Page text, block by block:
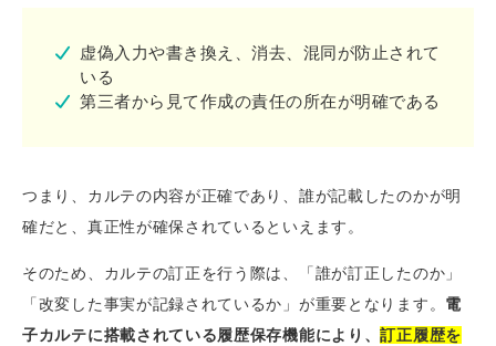
虚偽入力や書き換え、消去、混同が防止されて
いる
第三者から見て作成の責任の所在が明確である
つまり、カルテの内容が正確であり、誰が記載したのかが明
確だと、真正性が確保されているといえます。
そのため、カルテの訂正を行う際は、「誰が訂正したのか」
「改変した事実が記録されているか」が重要となります。 電
子カルテに搭載されている履歴保存機能により、訂正履歴を